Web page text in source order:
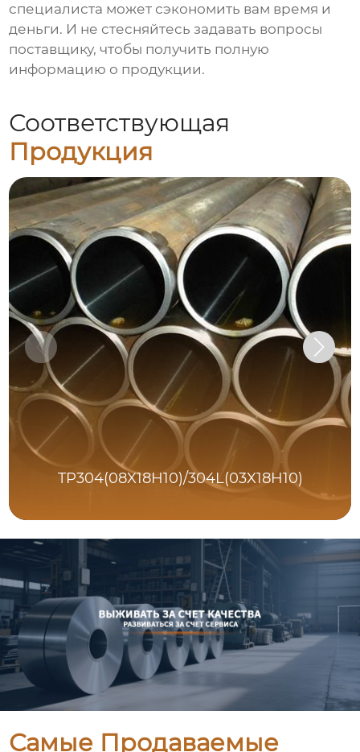
специалиста может сэкономить вам время и
деньги. И не стесняйтесь задавать вопросы
поставщику, чтобы получить полную
информацию о продукции.
Соответствующая
Продукция
TP304(08X18H10)/304L(03X18H10)
Самые Продаваемые